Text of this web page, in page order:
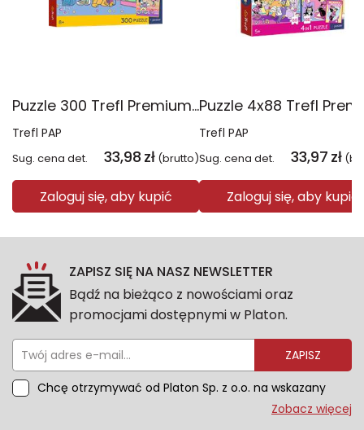
Puzzle 300 Trefl Premium Plus Kids Ekscytująca przygoda Disney Mickey Mouse 23045
Trefl PAP
Sug. cena det. 33,98 zł (brutto)
Zaloguj się, aby kupić
Trefl PAP
Sug. cena det. 33,97 zł
Zaloguj się, aby kupić
ZAPISZ SIĘ NA NASZ NEWSLETTER
Bądź na bieżąco z nowościami oraz
promocjami dostępnymi w Platon.
ZAPISZ
Chcę otrzymywać od Platon Sp. z o.o. na wskazany
przeze mnie adres e-mail informacje marketingowe
Zobacz więcej